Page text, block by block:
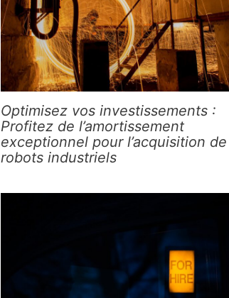
Optimisez vos investissements :
Profitez de l’amortissement
exceptionnel pour l’acquisition de
robots industriels